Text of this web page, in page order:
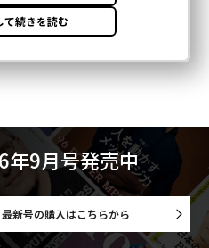
年9月号発売中
最新号の購入はこちらから